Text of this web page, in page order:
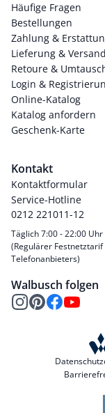
Häufige Fragen
Bestellungen
Zahlung &
Lieferung & Versand
Retoure &
Login &
Online-Katalog
Katalog anfordern
Geschenk-Karte
Kontakt
Kontaktformular
Service-Hotline
0212 221011-12
Täglich 7:00 - 22:00 Uhr
(Regulärer
Telefonanbieters)
Walbusch folgen